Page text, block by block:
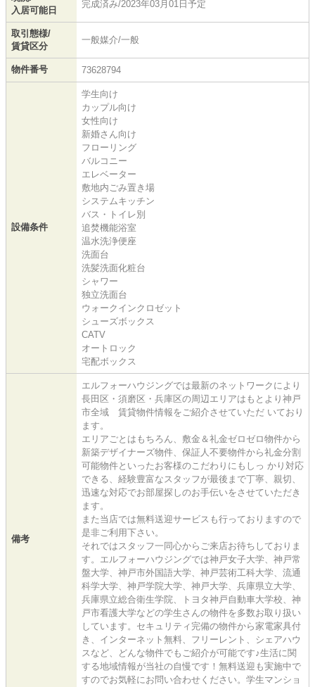
入居可能日
完成済み/2023年03月01日予定
取引態様/
賃貸区分
一般媒介/一般
物件番号 73628794
設備条件
学生向け
カップル向け
女性向け
新婚さん向け
フローリング
バルコニー
エレベーター
敷地内ごみ置き場
システムキッチン
バス・トイレ別
追焚機能浴室
温水洗浄便座
洗面台
洗髪洗面化粧台
シャワー
独立洗面台
ウォークインクロゼット
シューズボックス
CATV
オートロック
宅配ボックス
備考
エルフォーハウジングでは最新のネットワークにより
長田区・須磨区・兵庫区の周辺エリアはもとより神戸
市全域 賃貸物件情報をご紹介させていただ いており
ます。
エリアごとはもちろん、敷金＆礼金ゼロゼロ物件から
新築デザイナーズ物件、保証人不要物件から礼金分割
可能物件といったお客様のこだわりにもしっ かり対応
できる、経験豊富なスタッフが最後まで丁寧、親切、
迅速な対応でお部屋探しのお手伝いをさせていただき
ます。
また当店では無料送迎サービスも行っておりますので
是非ご利用下さい。
それではスタッフ一同心からご来店お待ちしておりま
す。エルフォーハウジングでは神戸女子大学、神戸常
盤大学、神戸市外国語大学、神戸芸術工科大学、流通
科学大学、神戸学院大学、神戸大学、兵庫県立大学、
兵庫県立総合衛生学院、トヨタ神戸自動車大学校、神
戸市看護大学などの学生さんの物件を多数お取り扱い
しています。セキュリティ完備の物件から家電家具付
き、インターネット無料、フリーレント、シェアハウ
スなど、どんな物件でもご紹介が可能です♪生活に関
する地域情報が当社の自慢です！無料送迎も実施中で
すのでお気軽にお問い合わせください。学生マンショ